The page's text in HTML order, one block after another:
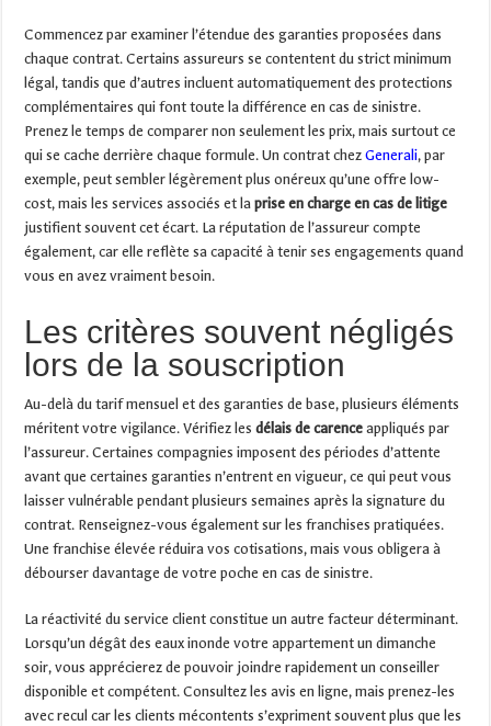
Commencez par examiner l’étendue des garanties proposées dans
chaque contrat. Certains assureurs se contentent du strict minimum
légal, tandis que d’autres incluent automatiquement des protections
complémentaires qui font toute la différence en cas de sinistre.
Prenez le temps de comparer non seulement les prix, mais surtout ce
qui se cache derrière chaque formule. Un contrat chezGenerali, par
exemple, peut sembler légèrement plus onéreux qu’une offre low-
cost, mais les services associés et la prise en charge en cas de litige
justifient souvent cet écart. La réputation de l’assureur compte
également, car elle reflète sa capacité à tenir ses engagements quand
vous en avez vraiment besoin.
Les critères souvent négligés
lors de la souscription
Au-delà du tarif mensuel et des garanties de base, plusieurs éléments
méritent votre vigilance. Vérifiez lesdélais de carence appliqués par
l’assureur. Certaines compagnies imposent des périodes d’attente
avant que certaines garanties n’entrent en vigueur, ce qui peut vous
laisser vulnérable pendant plusieurs semaines après la signature du
contrat. Renseignez-vous également sur les franchises pratiquées.
Une franchise élevée réduira vos cotisations, mais vous obligera à
débourser davantage de votre poche en cas de sinistre.
La réactivité du service client constitue un autre facteur déterminant.
Lorsqu’un dégât des eaux inonde votre appartement un dimanche
soir, vous apprécierez de pouvoir joindre rapidement un conseiller
disponible et compétent. Consultez les avis en ligne, mais prenez-les
avec recul car les clients mécontents s’expriment souvent plus que les